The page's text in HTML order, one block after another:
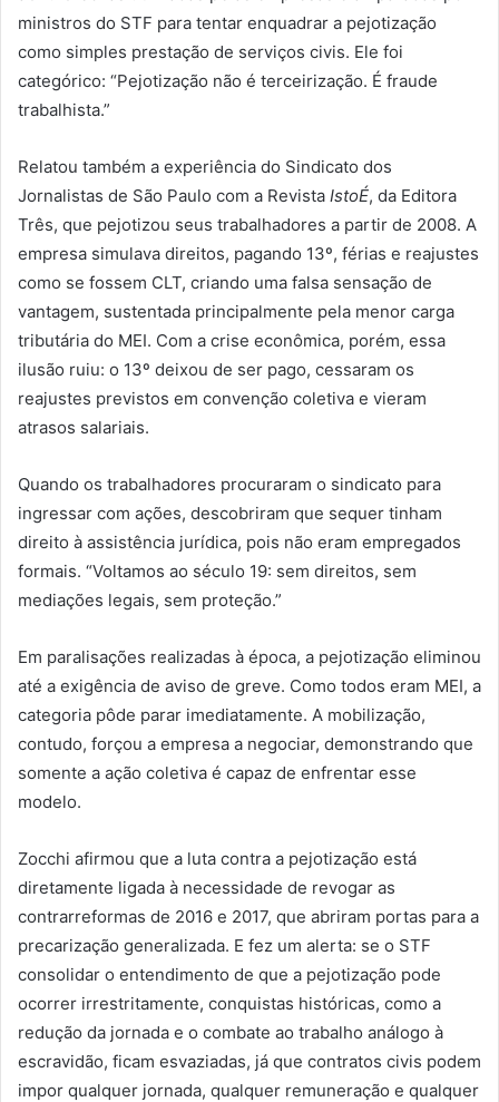
ministros do STF para tentar enquadrar a pejotização
como simples prestação de serviços civis. Ele foi
categórico: “Pejotização não é terceirização. É fraude
trabalhista.”
Relatou também a experiência do Sindicato dos
Jornalistas de São Paulo com a Revista IstoÉ, da Editora
Três, que pejotizou seus trabalhadores a partir de 2008. A
empresa simulava direitos, pagando 13º, férias e reajustes
como se fossem CLT, criando uma falsa sensação de
vantagem, sustentada principalmente pela menor carga
tributária do MEI. Com a crise econômica, porém, essa
ilusão ruiu: o 13º deixou de ser pago, cessaram os
reajustes previstos em convenção coletiva e vieram
atrasos salariais.
Quando os trabalhadores procuraram o sindicato para
ingressar com ações, descobriram que sequer tinham
direito à assistência jurídica, pois não eram empregados
formais. “Voltamos ao século 19: sem direitos, sem
mediações legais, sem proteção.”
Em paralisações realizadas à época, a pejotização eliminou
até a exigência de aviso de greve. Como todos eram MEI, a
categoria pôde parar imediatamente. A mobilização,
contudo, forçou a empresa a negociar, demonstrando que
somente a ação coletiva é capaz de enfrentar esse
modelo.
Zocchi afirmou que a luta contra a pejotização está
diretamente ligada à necessidade de revogar as
contrarreformas de 2016 e 2017, que abriram portas para a
precarização generalizada. E fez um alerta: se o STF
consolidar o entendimento de que a pejotização pode
ocorrer irrestritamente, conquistas históricas, como a
redução da jornada e o combate ao trabalho análogo à
escravidão, ficam esvaziadas, já que contratos civis podem
impor qualquer jornada, qualquer remuneração e qualquer